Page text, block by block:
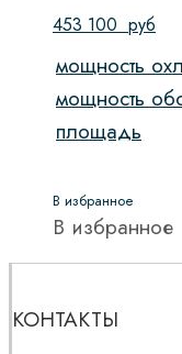
453 100 руб
мощность
мощность
площадь
В избранное
В избранное
КОНТАКТЫ